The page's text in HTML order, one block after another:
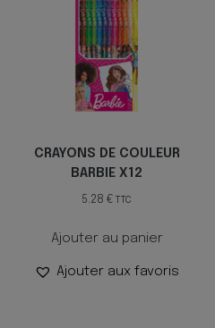
CRAYONS DE COULEUR
BARBIE X12
5.28€ TTC
Ajouter au panier
Ajouter aux favoris